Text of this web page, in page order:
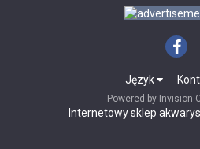
Język
Powered by Invision
Internetowy sklep